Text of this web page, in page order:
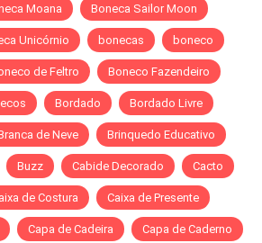
Moana Boneca Sailor Moon
Unicórnio bonecas boneco
de Feltro Boneco Fazendeiro
Bordado Bordado Livre
de Neve Brinquedo Educativo
Buzz Cabide Decorado Cacto
de Costura Caixa de Presente
Capa de Cadeira Capa de Caderno